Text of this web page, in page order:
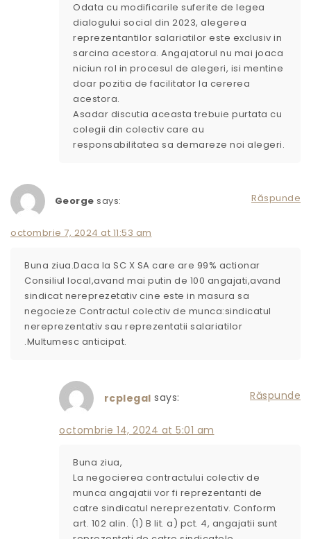
Odata cu modificarile suferite de legea
dialogului social din 2023, alegerea
reprezentantilor salariatilor este exclusiv in
sarcina acestora. Angajatorul nu mai joaca
niciun rol in procesul de alegeri, isi mentine
doar pozitia de facilitator la cererea
acestora.
Asadar discutia aceasta trebuie purtata cu
colegii din colectiv care au
responsabilitatea sa demareze noi alegeri.
Răspunde
George says:
octombrie 7, 2024 at 11:53 am
Buna ziua.Daca la SC X SA care are 99% actionar
Consiliul local,avand mai putin de 100 angajati,avand
sindicat nereprezetativ cine este in masura sa
negocieze Contractul colectiv de munca:sindicatul
nereprezentativ sau reprezentatii salariatilor
.Multumesc anticipat.
Răspunde
rcplegal says:
octombrie 14, 2024 at 5:01 am
Buna ziua,
La negocierea contractului colectiv de
munca angajatii vor fi reprezentanti de
catre sindicatul nereprezentativ. Conform
art. 102 alin. (1) B lit. a) pct. 4, angajatii sunt